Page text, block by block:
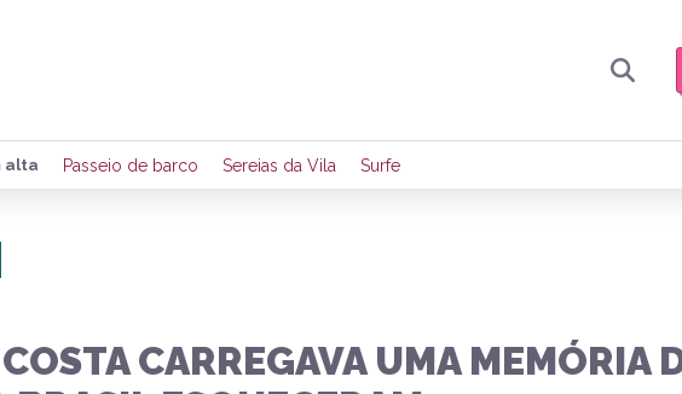
Preencha seus dados para receber toda sexta-feira de
de eventos e notícias da região.
alta Passeio de barco Sereias da Vila Surfe
CARREGAVA UMA MEMÓRIA